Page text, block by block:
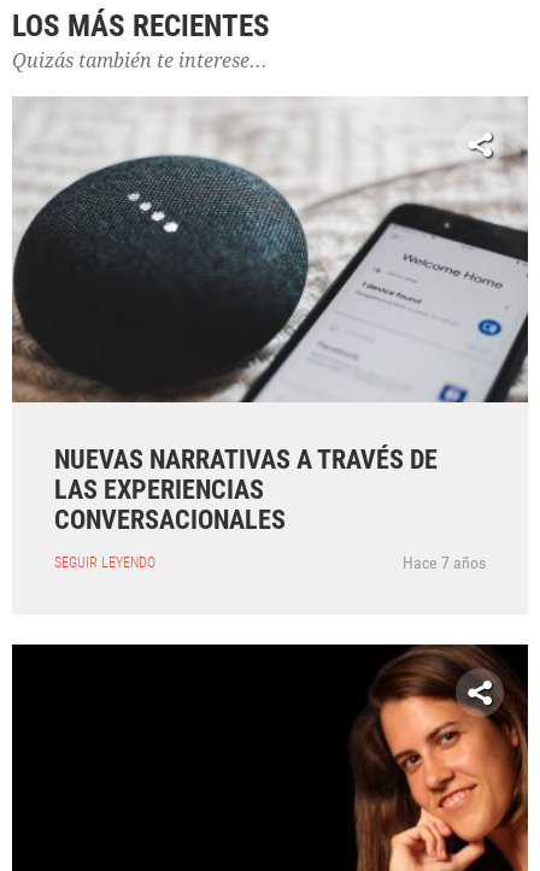
LOS MÁS RECIENTES
Quizás también te interese...
NUEVAS NARRATIVAS A TRAVÉS DE
LAS EXPERIENCIAS
CONVERSACIONALES
SEGUIR LEYENDO Hace 7 años